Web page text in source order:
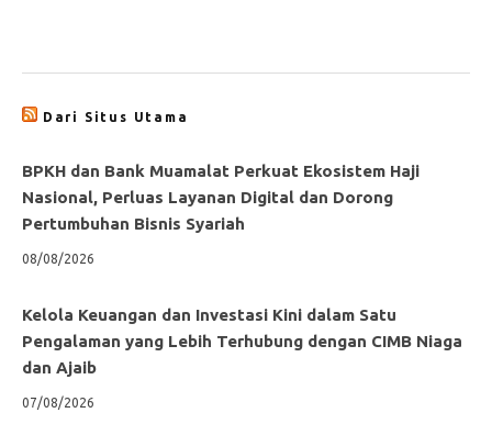
Dari Situs Utama
BPKH dan Bank Muamalat Perkuat Ekosistem Haji
Nasional, Perluas Layanan Digital dan Dorong
Pertumbuhan Bisnis Syariah
08/08/2026
Kelola Keuangan dan Investasi Kini dalam Satu
Pengalaman yang Lebih Terhubung dengan CIMB Niaga
dan Ajaib
07/08/2026